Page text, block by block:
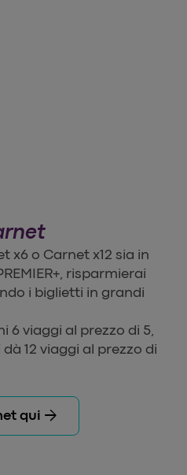
x6 o Carnet x12 sia in
risparmierai
i biglietti in grandi
6 viaggi al prezzo di 5,
12 viaggi al prezzo di
qui arrow_forward